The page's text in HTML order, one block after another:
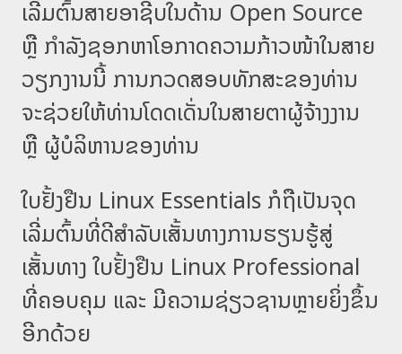
ເລີ່ມຕົ້ນສາຍອາຊີບໃນດ້ານ Open Source
ຫຼື ກຳລັງຊອກຫາໂອກາດຄວາມກ້າວໜ້າໃນສາຍ
ວຽກງານນີ້ ການກວດສອບທັກສະຂອງທ່ານ
ຈະຊ່ວຍໃຫ້ທ່ານໂດດເດັ່ນໃນສາຍຕາຜູ້ຈ້າງງານ
ຫຼື ຜູ້ບໍລິຫານຂອງທ່ານ
ໃບຢັ້ງຢືນ Linux Essentials ກໍຖືເປັນຈຸດ
ເລີ່ມຕົ້ນທີ່ດີສຳລັບເສັ້ນທາງການຮຽນຮູ້ສູ່
ເສັ້ນທາງ ໃບຢັ້ງຢືນ Linux Professional
ທີ່ຄອບຄຸມ ແລະ ມີຄວາມຊ່ຽວຊານຫຼາຍຍິ່ງຂຶ້ນ
ອີກດ້ວຍ